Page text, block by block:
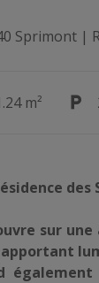
Sprimont |
m²
sur